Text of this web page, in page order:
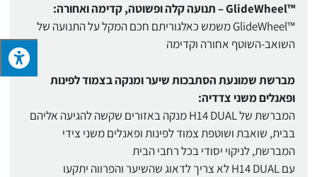
™GlideWheel – תנועה קלה ופשוטה, קדימה ואחורה:
™GlideWheel משמש כאלגוריתם חכם המקל על התנועה של
השואב-השוטף אחורה וקדימה
מברשת שמונעת הסתבכות שיער ומנקה בצמוד לפינות
ופאנלים משני צדדיה:
המברשת של H14 DUAL מנקה באזורים שקשה להגיעה אליהם
בבית, שואבת ושוטפת צמוד לפינות ופאנלים משני צידי
המברשת, לניקוי יסודי בכל רחבי הבית
עם H14 DUAL לא צריך לדאוג שהשיער והפרווה יתקעו